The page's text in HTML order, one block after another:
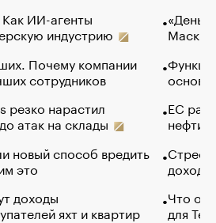
ИИ-агенты
индустрию
Почему компании
сотрудников
резко нарастил
атак на склады
новый способ вредить
это
доходы
яхт и квартир
Маск в
основ
ЕС
нефти
Что
для